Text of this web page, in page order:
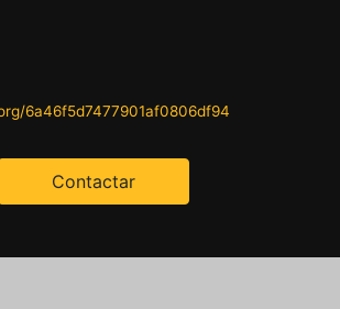
6a46f5d7477901af0806df94
Contactar